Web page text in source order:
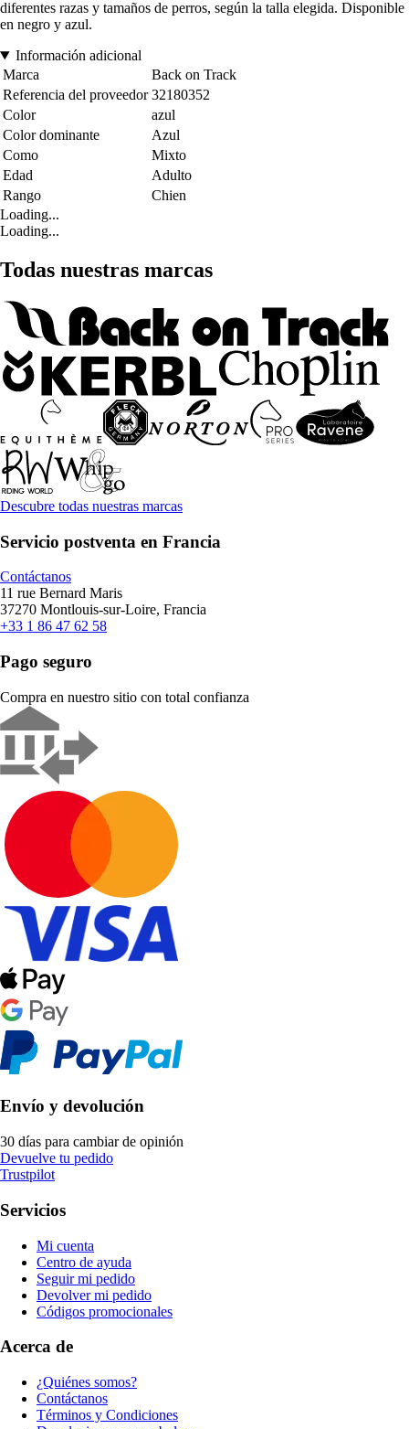
diferentes razas y tamaños de perros, según la talla elegida. Disponible
en negro y azul.
Información adicional
Marca
Back on Track
Referencia del proveedor 32180352
Color
azul
Color dominante
Azul
Como
Mixto
Edad
Adulto
Rango
Chien
Loading...
Loading...
Todas nuestras marcas
Descubre todas nuestras marcas
Servicio postventa en Francia
Contáctanos
11 rue Bernard Maris
37270 Montlouis-sur-Loire, Francia
+33 1 86 47 62 58
Pago seguro
Compra en nuestro sitio con total confianza
Envío y devolución
30 días para cambiar de opinión
Devuelve tu pedido
Trustpilot
Servicios
Mi cuenta
Centro de ayuda
Seguir mi pedido
Devolver mi pedido
Códigos promocionales
Acerca de
¿Quiénes somos?
Contáctanos
Términos y Condiciones